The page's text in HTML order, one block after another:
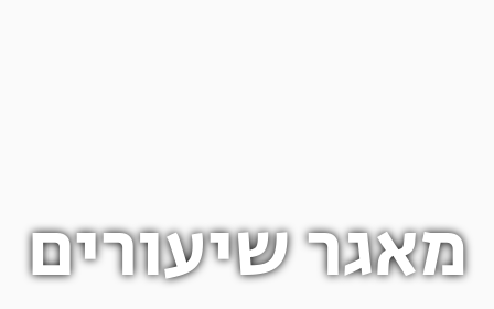
מאגר שיעורים